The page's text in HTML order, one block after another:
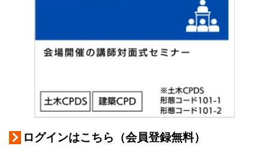
ログインはこちら（会員登録無料）